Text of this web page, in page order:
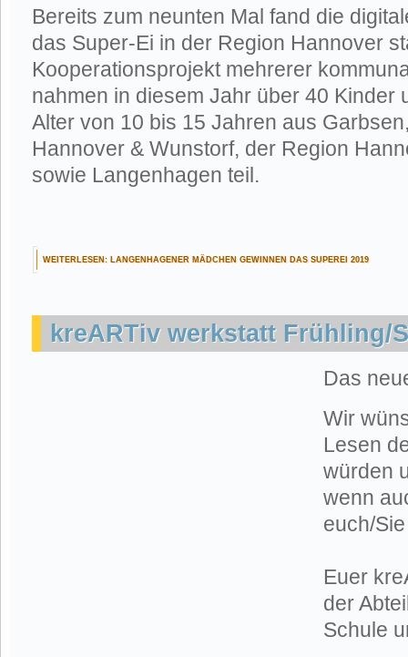
Bereits zum neunten Mal fand die
das Super-Ei in der Region Hannover
Kooperationsprojekt mehrerer
nahmen in diesem Jahr über 40 Kinder
Alter von 10 bis 15 Jahren aus
Hannover & Wunstorf, der Region
sowie Langenhagen teil.
WEITERLESEN: LANGENHAGENER MÄDCHEN GEWINNEN DAS SUPEREI 2019
kreARTiv werkstatt Frühling/
Das
Wir
Lesen
würden
wenn
euch/
Euer
der
Schule